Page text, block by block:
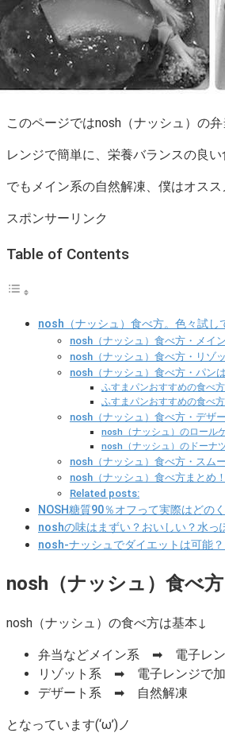
このページではnosh（ナッシュ）の
レンジで簡単に、栄養バランスの良
でもメイン系の自然解凍、僕はオスス
スポンサーリンク
Table of Contents
nosh（ナッシュ）食べ方。色々試し
nosh（ナッシュ）食べ方・メイ
nosh（ナッシュ）食べ方・リゾ
nosh（ナッシュ）食べ方・パン
ふすまパンおすすめの食べ
ふすまパンおすすめの食べ
nosh（ナッシュ）食べ方・デザ
nosh（ナッシュ）のロール
nosh（ナッシュ）のドーナ
nosh（ナッシュ）食べ方・スム
nosh（ナッシュ）食べ方まとめ
Related posts:
NOSH糖質90％オフって実際はどの
noshの味はまずい？おいしい？水っ
nosh-ナッシュでダイエットは可能
nosh（ナッシュ）食べ
nosh（ナッシュ）の食べ方は基本↓
弁当などメイン系 ➡ 電子レン
リゾット系 ➡ 電子レンジで
デザート系 ➡ 自然解凍
となっています(‘ω’)ノ